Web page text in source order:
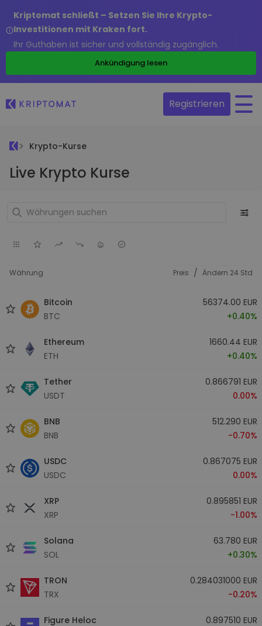
Kriptomat schließt – Setzen Sie Ihre Krypto-
Investitionen mit Kraken fort.
Ihr Guthaben ist sicher und vollständig zugänglich.
Ankündigung lesen
Registrieren
Krypto-Kurse
Live Krypto Kurse
Währung Preis / Ändern 24 Std
Bitcoin
BTC
56374.00 EUR
+0.40%
Ethereum
ETH
1660.44 EUR
+0.40%
Tether
USDT
0.866791 EUR
0.00%
BNB
BNB
512.290 EUR
-0.70%
USDC
USDC
0.867075 EUR
0.00%
XRP
XRP
0.895851 EUR
-1.00%
Solana
SOL
63.780 EUR
+0.30%
TRON
TRX
0.284031000 EUR
-0.20%
Figure Heloc
0.897510 EUR